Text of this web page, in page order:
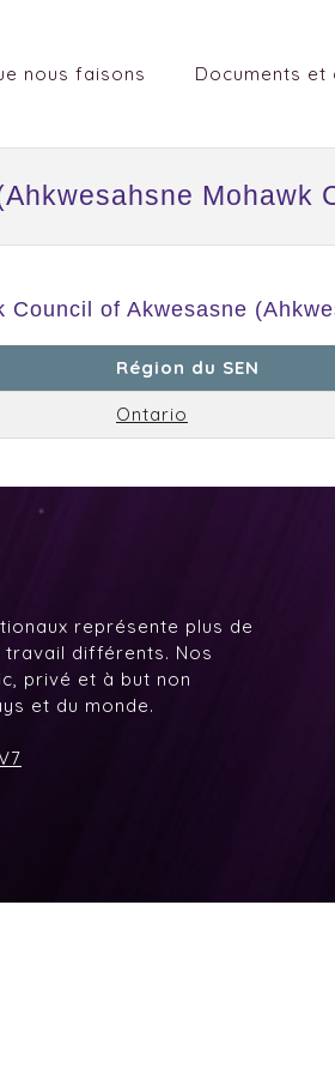
nous faisons Documents et
Mohawk
of Akwesasne
Région du SEN
Ontario
représente plus de
travail différents. Nos
privé et à but non
et du monde.